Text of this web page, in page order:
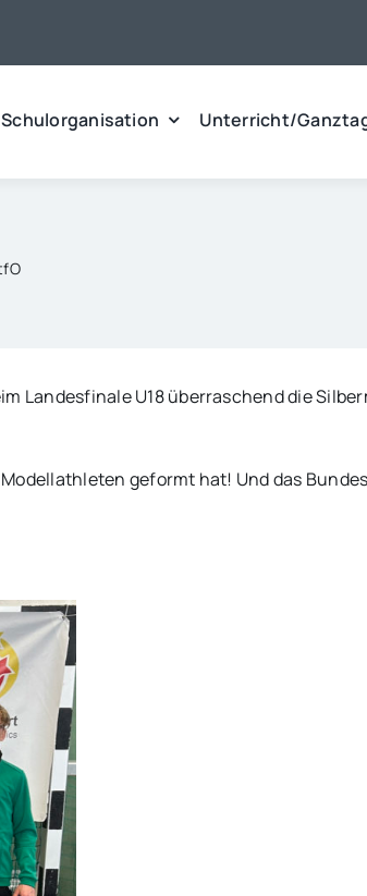
Schulorganisation Unterricht/
Landesfinale U18 überraschend die
geformt hat! Und das